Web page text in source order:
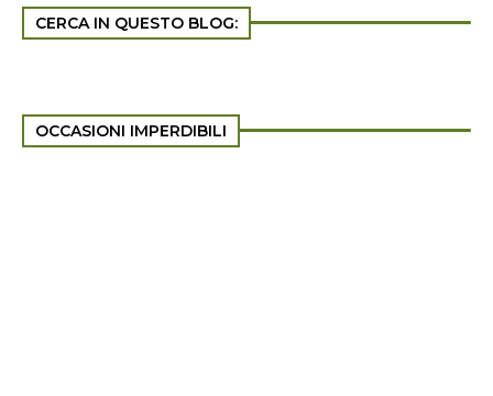
CERCA IN QUESTO BLOG:
OCCASIONI IMPERDIBILI